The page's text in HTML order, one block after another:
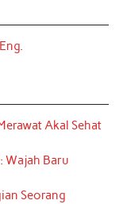
Akal Sehat
Wajah Baru
Seorang